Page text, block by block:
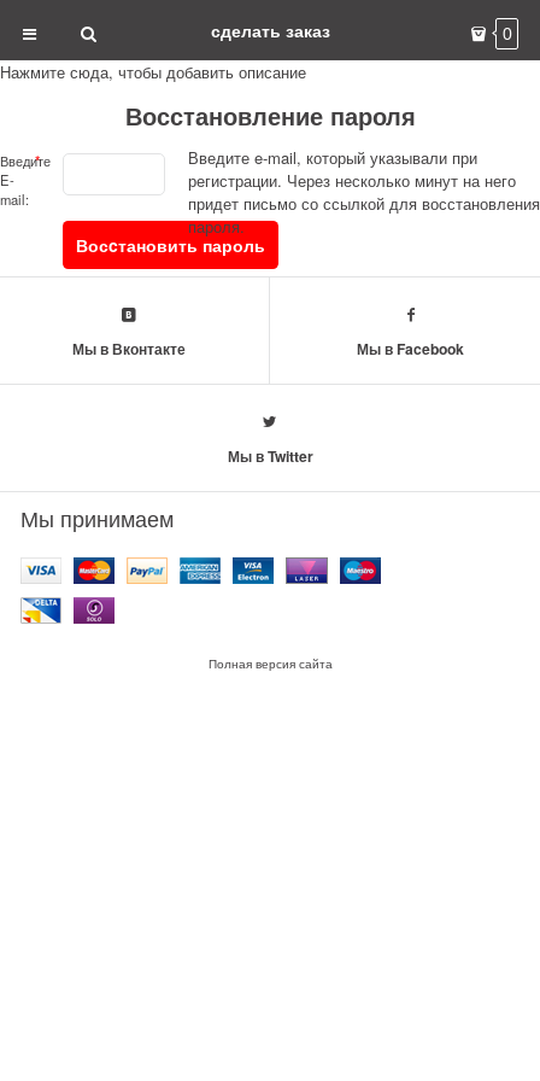
сделать заказ 0
Нажмите сюда, чтобы добавить описание
Восстановление пароля
Введите
E-
mail:
Введите e-mail, который указывали при
регистрации. Через несколько минут на него
придет письмо со ссылкой для восстановления
пароля.
Мы в Вконтакте Мы в Facebook
Мы в Twitter
Мы принимаем
Полная версия сайта